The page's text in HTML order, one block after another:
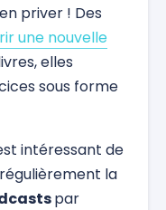
priver ! Des
une nouvelle
elles
sous forme
intéressant de
la
par